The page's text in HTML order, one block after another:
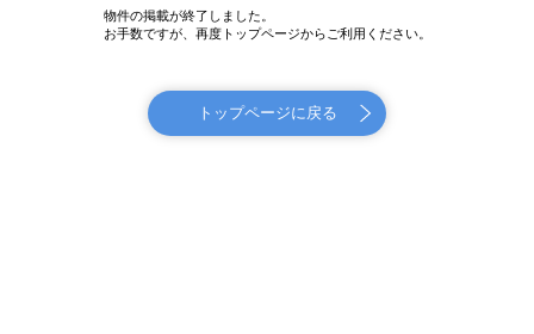
物件の掲載が終了しました。
お手数ですが、再度トップページからご利用ください。
トップページに戻る